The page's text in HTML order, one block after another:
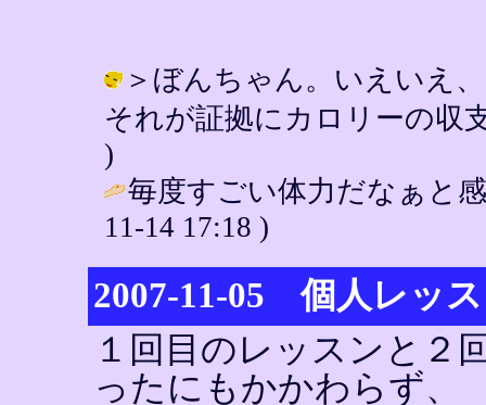
＞ぼんちゃん。いえいえ
それが証拠にカロリーの収
)
毎度すごい体力だなぁと
11-14 17:18 )
2007-11-05 個人レッ
１回目のレッスンと２
ったにもかかわらず、